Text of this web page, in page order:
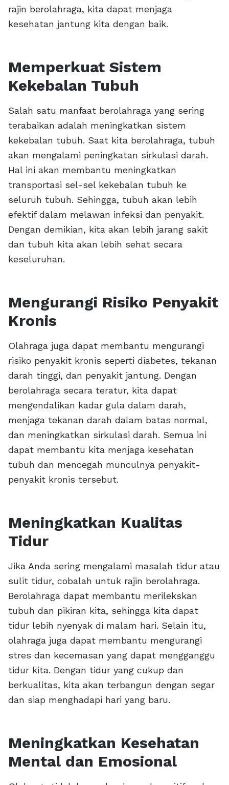
rajin berolahraga, kita dapat menjaga
kesehatan jantung kita dengan baik.
Memperkuat Sistem
Kekebalan Tubuh
Salah satu manfaat berolahraga yang sering
terabaikan adalah meningkatkan sistem
kekebalan tubuh. Saat kita berolahraga, tubuh
akan mengalami peningkatan sirkulasi darah.
Hal ini akan membantu meningkatkan
transportasi sel-sel kekebalan tubuh ke
seluruh tubuh. Sehingga, tubuh akan lebih
efektif dalam melawan infeksi dan penyakit.
Dengan demikian, kita akan lebih jarang sakit
dan tubuh kita akan lebih sehat secara
keseluruhan.
Mengurangi Risiko Penyakit
Kronis
Olahraga juga dapat membantu mengurangi
risiko penyakit kronis seperti diabetes, tekanan
darah tinggi, dan penyakit jantung. Dengan
berolahraga secara teratur, kita dapat
mengendalikan kadar gula dalam darah,
menjaga tekanan darah dalam batas normal,
dan meningkatkan sirkulasi darah. Semua ini
dapat membantu kita menjaga kesehatan
tubuh dan mencegah munculnya penyakit-
penyakit kronis tersebut.
Meningkatkan Kualitas
Tidur
Jika Anda sering mengalami masalah tidur atau
sulit tidur, cobalah untuk rajin berolahraga.
Berolahraga dapat membantu merilekskan
tubuh dan pikiran kita, sehingga kita dapat
tidur lebih nyenyak di malam hari. Selain itu,
olahraga juga dapat membantu mengurangi
stres dan kecemasan yang dapat mengganggu
tidur kita. Dengan tidur yang cukup dan
berkualitas, kita akan terbangun dengan segar
dan siap menghadapi hari yang baru.
Meningkatkan Kesehatan
Mental dan Emosional